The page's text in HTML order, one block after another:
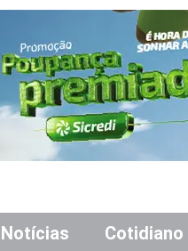
Notícias Cotidiano